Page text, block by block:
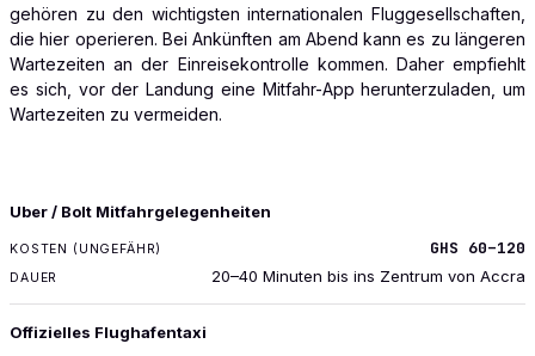
gehören zu den wichtigsten internationalen Fluggesellschaften,
die hier operieren. Bei Ankünften am Abend kann es zu längeren
Wartezeiten an der Einreisekontrolle kommen. Daher empfiehlt
es sich, vor der Landung eine Mitfahr-App herunterzuladen, um
Wartezeiten zu vermeiden.
TRANSPORT
Uber / Bolt Mitfahrgelegenheiten
GHS 60–120
20–40 Minuten bis ins Zentrum von Accra
Offizielles Flughafentaxi